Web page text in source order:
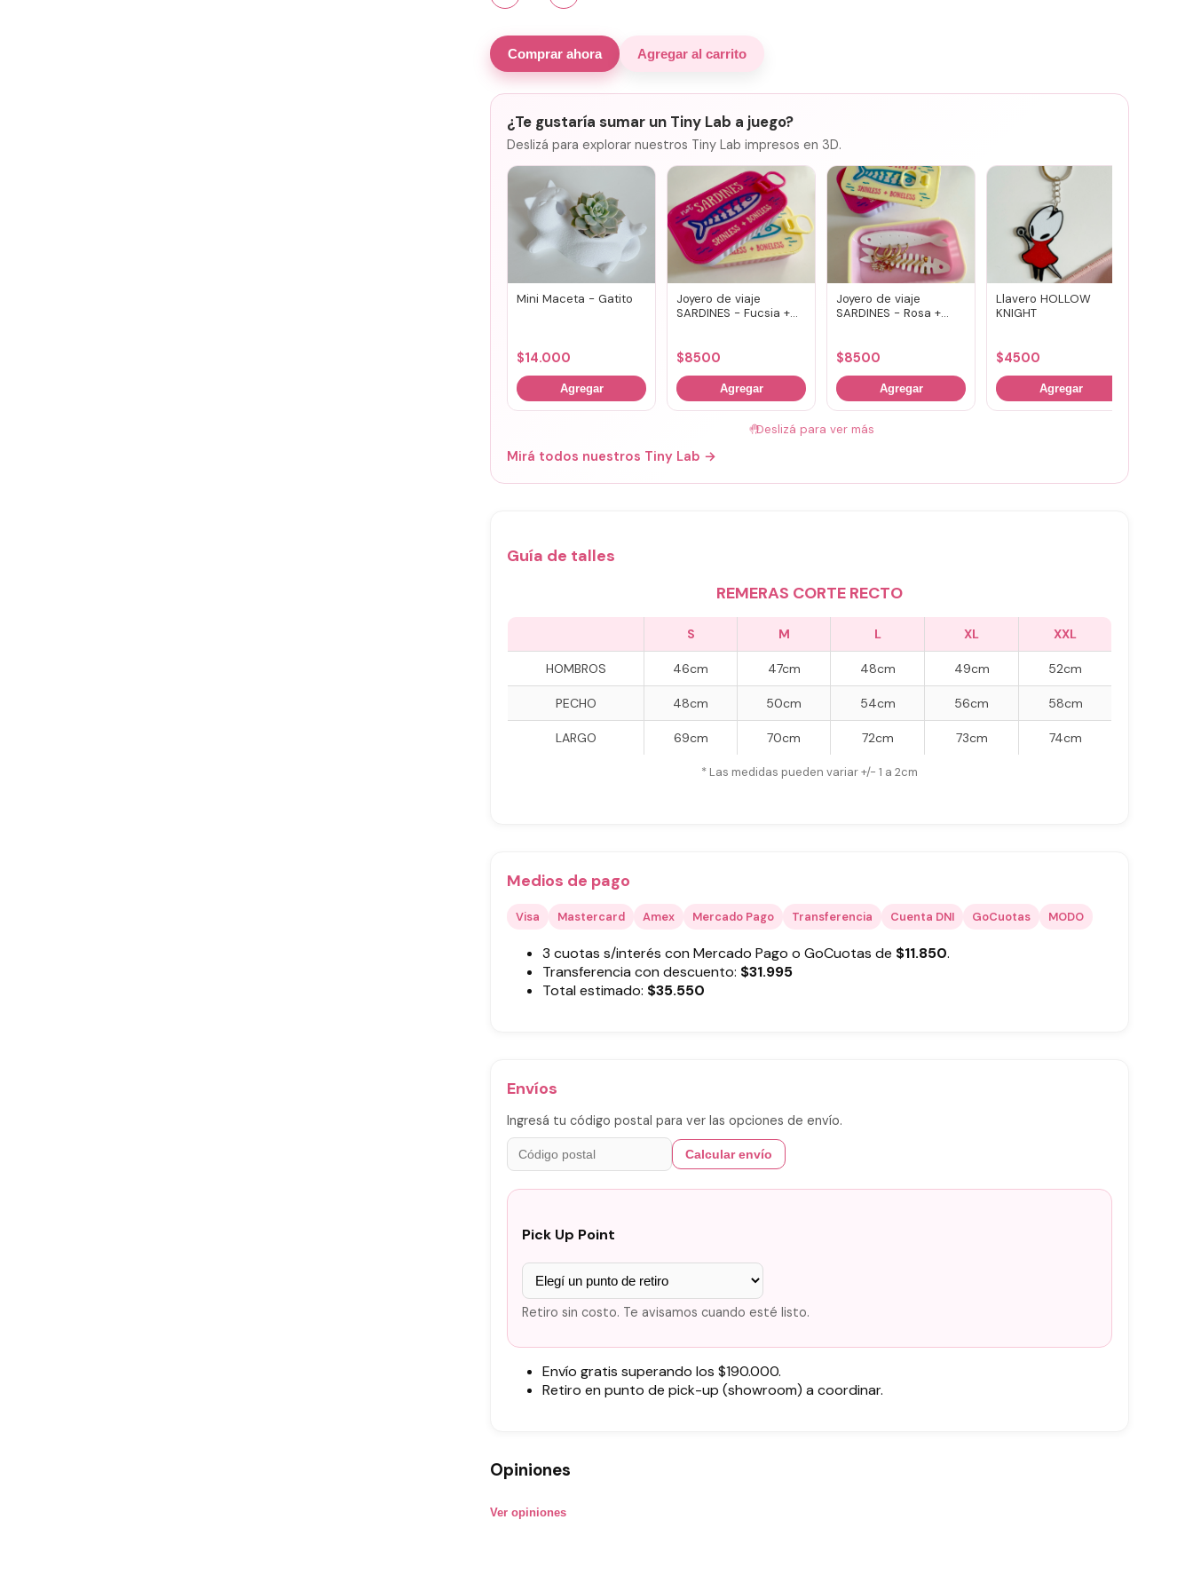
Comprar ahora Agregar al carrito
¿Te gustaría sumar un Tiny Lab a juego?
Deslizá para explorar nuestros Tiny Lab impresos en 3D.
Mini Maceta - Gatito
$14.000
Agregar
Joyero de viaje
SARDINES - Fucsia +
$8500
Agregar
Joyero de viaje
SARDINES - Rosa +
$8500
Agregar
Llavero HOLLOW
KNIGHT
$4500
Agregar
🤚Deslizá para ver más
Mirá todos nuestros Tiny Lab →
Guía de talles
REMERAS CORTE RECTO
S M L XL XXL
HOMBROS 46cm 47cm 48cm 49cm 52cm
PECHO 48cm 50cm 54cm 56cm 58cm
LARGO 69cm 70cm 72cm 73cm 74cm
* Las medidas pueden variar +/- 1 a 2cm
Medios de pago
Visa Mastercard Amex Mercado Pago Transferencia Cuenta DNI GoCuotas MODO
3 cuotas s/interés con Mercado Pago o GoCuotas de $11.850.
Transferencia con descuento: $31.995
Total estimado: $35.550
Envíos
Ingresá tu código postal para ver las opciones de envío.
Calcular envío
Pick Up Point
Retiro sin costo. Te avisamos cuando esté listo.
Envío gratis superando los $190.000.
Retiro en punto de pick-up (showroom) a coordinar.
Opiniones
Ver opiniones